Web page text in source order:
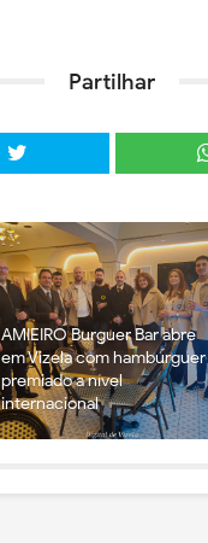
Partilhar
AMIEIRO Burguer Bar abre
em Vizela com hambúrguer
premiado a nível
internacional